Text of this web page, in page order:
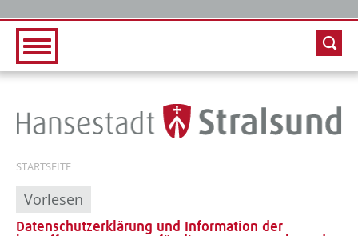
STARTSEITE
Vorlesen
Datenschutzerklärung und Information der